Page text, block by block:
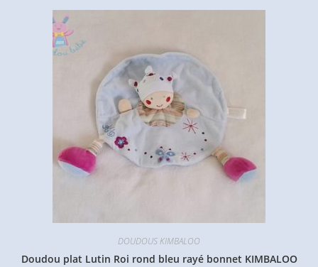
DOUDOUS KIMBALOO
Doudou plat Lutin Roi rond bleu rayé bonnet KIMBALOO